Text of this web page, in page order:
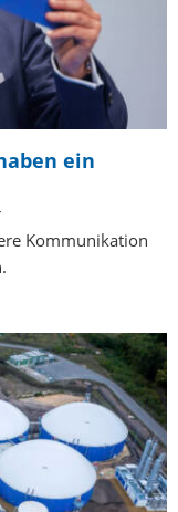
ein
Kommunikation